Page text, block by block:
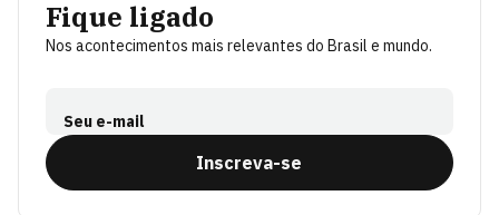
Fique ligado
Nos acontecimentos mais relevantes do Brasil e mundo.
Seu e-mail
Inscreva-se